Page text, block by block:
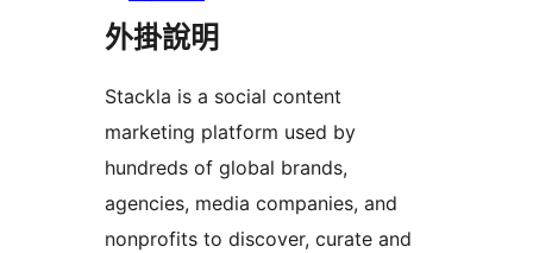
外掛說明
Stackla is a social content
marketing platform used by
hundreds of global brands,
agencies, media companies, and
nonprofits to discover, curate and